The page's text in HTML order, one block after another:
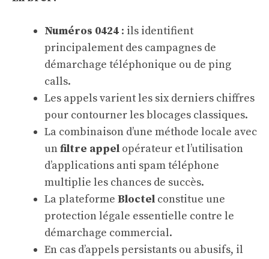
Numéros 0424 : ils identifient
principalement des campagnes de
démarchage téléphonique ou de ping
calls.
Les appels varient les six derniers chiffres
pour contourner les blocages classiques.
La combinaison d’une méthode locale avec
unfiltre appel opérateur et l’utilisation
d’applications anti spam téléphone
multiplie les chances de succès.
La plateforme Bloctel constitue une
protection légale essentielle contre le
démarchage commercial.
En cas d’appels persistants ou abusifs, il